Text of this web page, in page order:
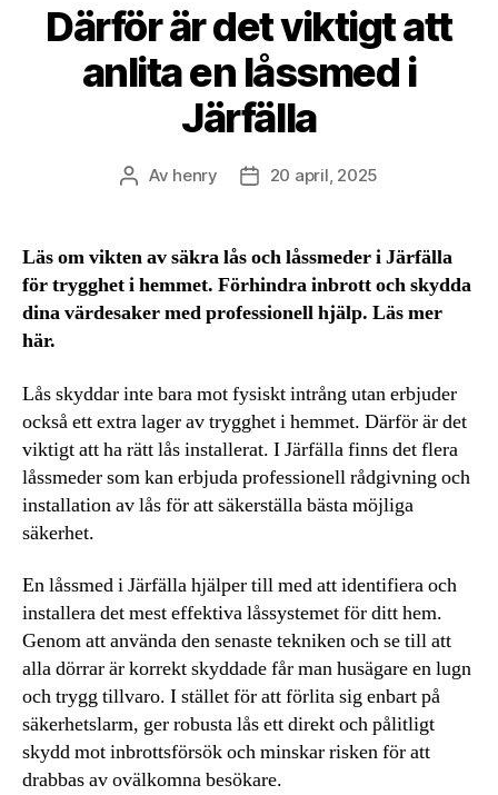
Därför är det viktigt att
anlita en låssmed i
Järfälla
Inläggsförfattare
Av henry Inläggsdatum
20 april, 2025
Läs om vikten av säkra lås och låssmeder i Järfälla
för trygghet i hemmet. Förhindra inbrott och skydda
dina värdesaker med professionell hjälp. Läs mer
här.
Lås skyddar inte bara mot fysiskt intrång utan erbjuder
också ett extra lager av trygghet i hemmet. Därför är det
viktigt att ha rätt lås installerat. I Järfälla finns det flera
låssmeder som kan erbjuda professionell rådgivning och
installation av lås för att säkerställa bästa möjliga
säkerhet.
En låssmed i Järfälla hjälper till med att identifiera och
installera det mest effektiva låssystemet för ditt hem.
Genom att använda den senaste tekniken och se till att
alla dörrar är korrekt skyddade får man husägare en lugn
och trygg tillvaro. I stället för att förlita sig enbart på
säkerhetslarm, ger robusta lås ett direkt och pålitligt
skydd mot inbrottsförsök och minskar risken för att
drabbas av ovälkomna besökare.